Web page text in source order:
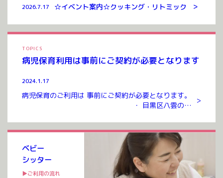
ベビー
シッター
▶ご利用の流れ
TOPICS
病児保育利用は事前にご契約が必要となります
2024.1.17
病児保育のご利用は 事前にご契約が必要となります。
・ 目黒区八雲のお
いただいたのち ご利用が可能となります。 ご契約には
入会金、年会費 […]
>
2026.7.17 ☆イベント案内☆クッキング・リトミック >